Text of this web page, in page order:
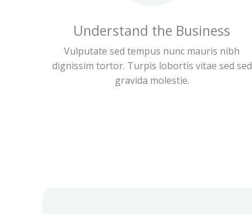
Understand the Business
Vulputate sed tempus nunc mauris nibh
dignissim tortor. Turpis lobortis vitae sed sed
gravida molestie.